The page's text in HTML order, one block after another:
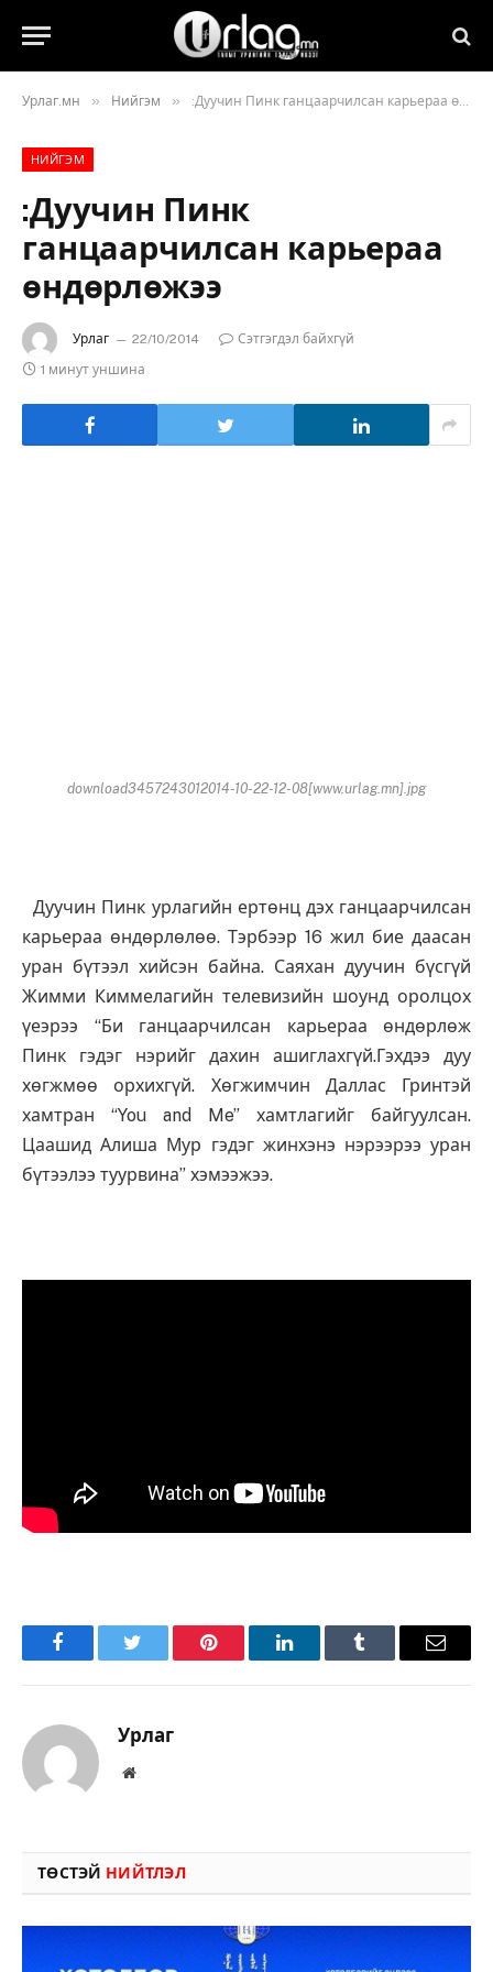
Урлаг.мн » Нийгэм » :Дуучин Пинк ганцаарчилсан карьераа өндөрлөжээ
НИЙГЭМ
:Дуучин Пинк
ганцаарчилсан карьераа
өндөрлөжээ
Урлаг 22/10/2014
Сэтгэгдэл байхгүй
1 минут уншина
download3457243012014-10-22-12-08[www.urlag.mn].jpg
Дуучин Пинк урлагийн ертөнц дэх ганцаарчилсан
карьераа өндөрлөлөө. Тэрбээр 16 жил бие даасан
уран бүтээл хийсэн байна. Саяхан дуучин бүсгүй
Жимми Киммелагийн телевизийн шоунд оролцох
үеэрээ “Би ганцаарчилсан карьераа өндөрлөж
Пинк гэдэг нэрийг дахин ашиглахгүй.Гэхдээ дуу
хөгжмөө орхихгүй. Хөгжимчин Даллас Гринтэй
хамтран “You and Me” хамтлагийг байгуулсан.
Цаашид Алиша Мур гэдэг жинхэнэ нэрээрээ уран
бүтээлээ туурвина” хэмээжээ.
FacebookTwitter Pinterest LinkedInTumblr Имэйл
Урлаг
Вэбсайт
ТӨСТЭЙ НИЙТЛЭЛ